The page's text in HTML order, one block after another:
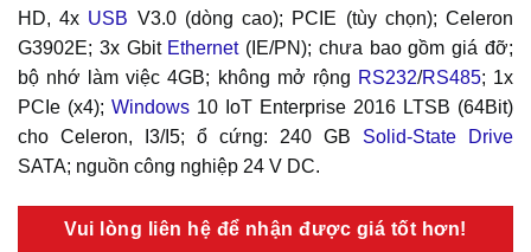
HD, 4x USB V3.0 (dòng cao); PCIE (tùy chọn); Celeron
G3902E; 3x Gbit Ethernet(IE/PN); chưa bao gồm giá đỡ;
bộ nhớ làm việc 4GB; không mở rộng RS232/RS485; 1x
PCIe (x4); Windows 10 IoT Enterprise 2016 LTSB (64Bit)
cho Celeron, I3/I5; ổ cứng: 240 GB Solid-State Drive
SATA; nguồn công nghiệp 24 V DC.
Vui lòng liên hệ để nhận được giá tốt hơn!